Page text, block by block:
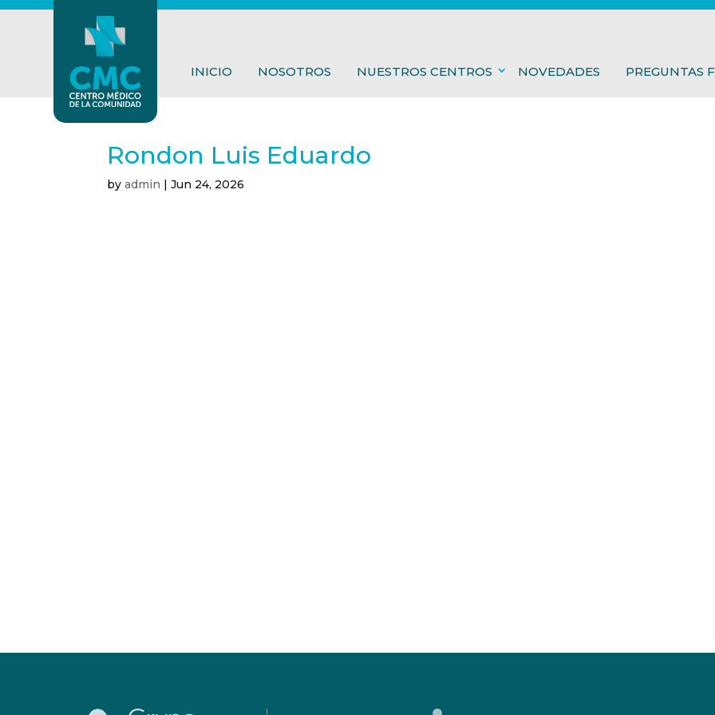
INICIO NOSOTROS NUESTROS CENTROS NOVEDADES PREGUNTAS
Rondon Luis Eduardo
byadmin |Jun 24, 2026